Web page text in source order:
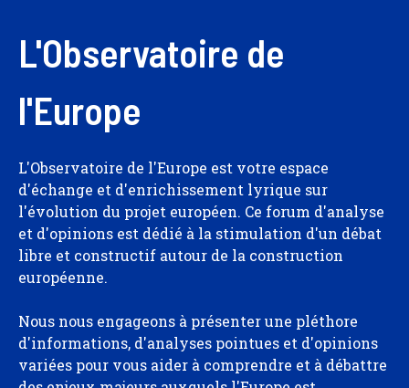
L'Observatoire de
l'Europe
L'Observatoire de l'Europe est votre espace
d'échange et d'enrichissement lyrique sur
l'évolution du projet européen. Ce forum d'analyse
et d'opinions est dédié à la stimulation d'un débat
libre et constructif autour de la construction
européenne.
Nous nous engageons à présenter une pléthore
d'informations, d'analyses pointues et d'opinions
variées pour vous aider à comprendre et à débattre